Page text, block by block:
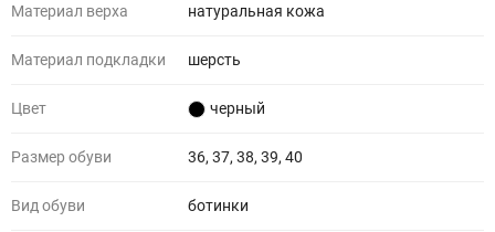
Материал верха натуральная кожа
Материал подкладки шерсть
Цвет черный
Размер обуви 36, 37, 38, 39, 40
Вид обуви ботинки